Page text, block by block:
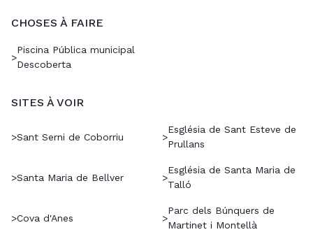
CHOSES À FAIRE
>
Piscina Pública municipal
Descoberta
SITES À VOIR
>Sant Serni de Coborriu >
Església de Sant Esteve de
Prullans
>Santa Maria de Bellver >
Església de Santa Maria de
Talló
>Cova d'Anes >
Parc dels Búnquers de
Martinet i Montellà